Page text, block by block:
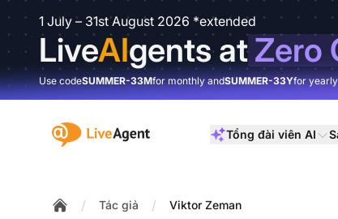
1 July – 31st August 2026 *extended
LiveAIgents atZero
Use codeSUMMER-33Mfor monthly andSUMMER-33Yfor
:site.title Tổng đài viên AI
/ Tác giả / Viktor Zeman